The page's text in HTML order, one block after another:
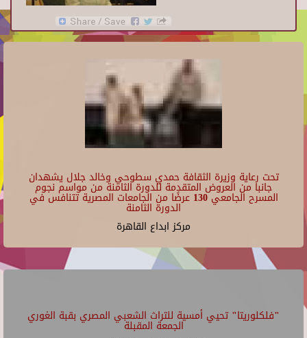
تحت رعاية وزيرة الثقافة حمدي سطوحي وخالد جلال يشهدان
جانبا من العروض المتقدمة للدورة الثامنة من مواسم نجوم
المسرح الجامعي 130 عرضًا من الجامعات المصرية تتنافس في
الدورة الثامنة
مركز ابداع القاهرة
"فلكلوريتا" تحيي أمسية للتراث الشعبي المصري بقبة الغوري
الجمعة المقبلة